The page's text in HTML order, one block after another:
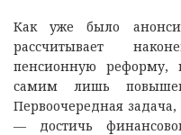
Как уже было
рассчитывает
пенсионную реформу,
самим лишь
Первоочередная
— достичь